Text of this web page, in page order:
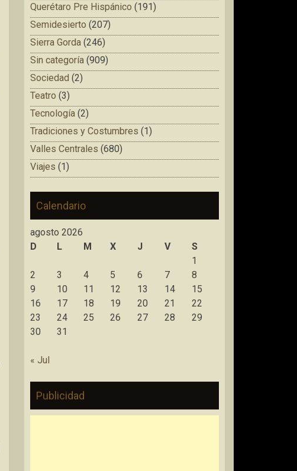
Querétaro Pre Hispánico (191)
Semidesierto (207)
Sierra Gorda (246)
Sin categoría (909)
Sociedad (2)
Teatro (3)
Tecnología (2)
Tradiciones y Costumbres (1)
Valles Centrales (680)
Viajes (1)
Calendario
agosto 2026
D
L M X J V
S
1
2
3 4 5 6 7
8
9
10 11 12 13 14
15
16
17 18 19 20 21
22
23
24 25 26 27 28
29
30
31
« Jul
Publicidad